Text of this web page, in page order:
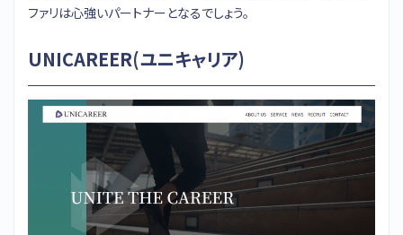
ファリは心強いパートナーとなるでしょう。
UNICAREER(ユニキャリア)